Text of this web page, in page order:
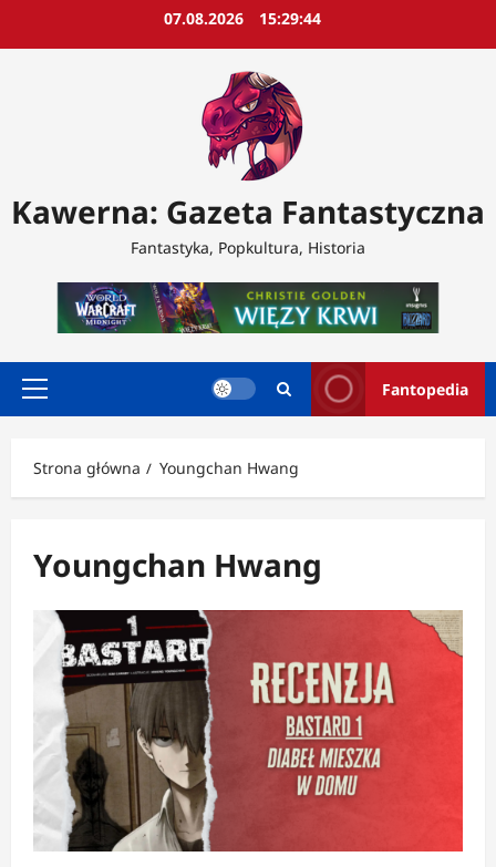
07.08.2026 15:29:46
Kawerna: Gazeta Fantastyczna
Fantastyka, Popkultura, Historia
Menu
Fantopedia
Strona główna Youngchan Hwang
Youngchan Hwang